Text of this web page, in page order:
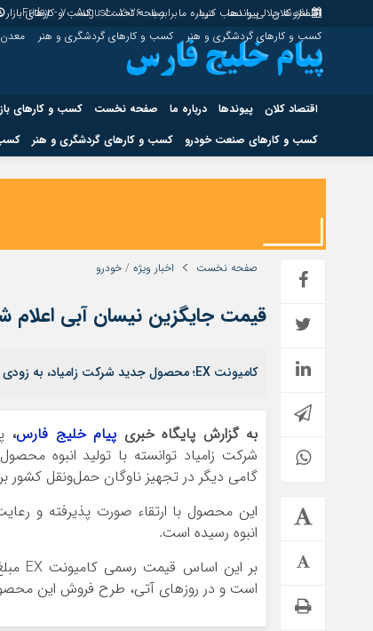
افزونه جلالی را نصب کنید. برابر با : Friday - 7 - August - 2026 اقتصاد کلان پیوندها درباره ما صفحه نخست کسب و کارهای بازار
کسب و کارهای گردشگری و هنر
کسب و کارهای گردشگری و هنر
اقتصاد کلان پیوندها درباره ما صفحه نخست کسب و کارهای
کسب و کارهای صنعت خودرو
کسب و کارهای گردشگری و هنر
اقتصاد کلان پیوندها
کسب و
هوش مصنوعی
صفحه نخست اخبار ویژه / خودرو
قیمت جایگزین نیسان آبی اعلام
کامیونت EX؛ محصول جدید شرکت زامیاد، به زودی روانه بازار می شود.
به گزارش پایگاه خبری پیام خلیج فارس،
گامی دیگر در تجهیز ناوگان حمل‌ونقل کشور
انبوه رسیده است.
است و در روزهای آتی، طرح فروش این